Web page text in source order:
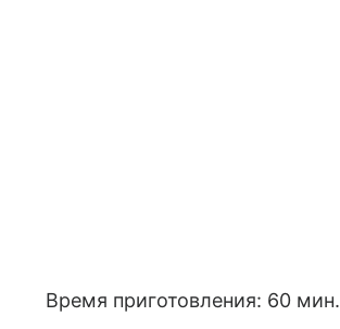
Время приготовления: 60 мин.